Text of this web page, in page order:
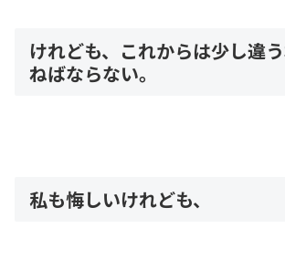
けれども、これからは少し違
ねばならない。
私も悔しいけれども、